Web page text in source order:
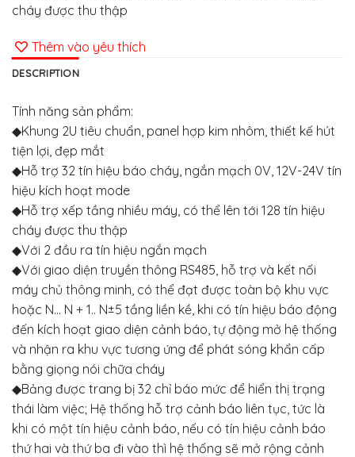
cháy được thu thập
Thêm vào yêu thích
DESCRIPTION
Tính năng sản phẩm:
◆Khung 2U tiêu chuẩn, panel hợp kim nhôm, thiết kế hút
tiện lợi, đẹp mắt
◆Hỗ trợ 32 tín hiệu báo cháy, ngắn mạch 0V, 12V-24V tín
hiệu kích hoạt mode
◆Hỗ trợ xếp tầng nhiều máy, có thể lên tới 128 tín hiệu
cháy được thu thập
◆Với 2 đầu ra tín hiệu ngắn mạch
◆Với giao diện truyền thông RS485, hỗ trợ và kết nối
máy chủ thông minh, có thể đạt được toàn bộ khu vực
hoặc N… N + 1.. N±5 tầng liền kề, khi có tín hiệu báo động
đến kích hoạt giao diện cảnh báo, tự động mở hệ thống
và nhận ra khu vực tương ứng để phát sóng khẩn cấp
bằng giọng nói chữa cháy
◆Bảng được trang bị 32 chỉ báo mức để hiển thị trạng
thái làm việc; Hệ thống hỗ trợ cảnh báo liên tục, tức là
khi có một tín hiệu cảnh báo, nếu có tín hiệu cảnh báo
thứ hai và thứ ba đi vào thì hệ thống sẽ mở rộng cảnh